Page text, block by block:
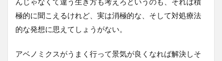
極的に聞こえるけれど、実は消極的な、そして対処療法
的な発想に思えてしょうがない。
アベノミクスがうまく行って景気が良くなれば解決しそ